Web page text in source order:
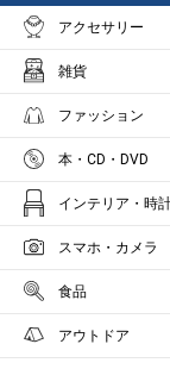
アクセサリー
雑貨
ファッション
本・CD・DVD
インテリア・時
スマホ・カメラ
食品
アウトドア